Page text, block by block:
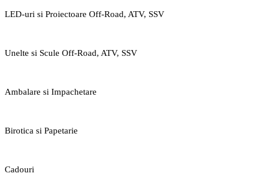
LED-uri si Proiectoare Off-Road, ATV, SSV
Unelte si Scule Off-Road, ATV, SSV
Ambalare si Impachetare
Birotica si Papetarie
Cadouri